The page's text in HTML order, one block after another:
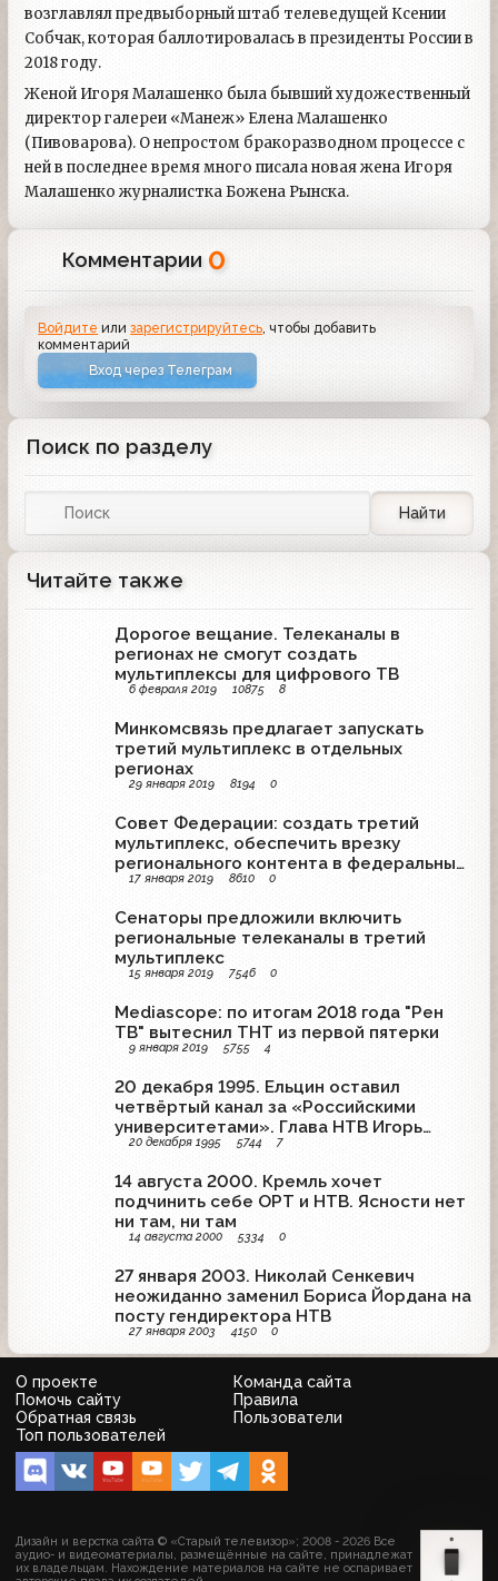
возглавлял предвыборный штаб телеведущей Ксении
Собчак, которая баллотировалась в президенты России в
2018 году.
Женой Игоря Малашенко была бывший художественный
директор галереи «Манеж» Елена Малашенко
(Пивоварова). О непростом бракоразводном процессе с
ней в последнее время много писала новая жена Игоря
Малашенко журналистка Божена Рынска.
Комментарии 0
Войдите илизарегистрируйтесь, чтобы добавить
комментарий
Вход через Телеграм
Поиск по разделу
Найти
Читайте также
Дорогое вещание. Телеканалы в
регионах не смогут создать
мультиплексы для цифрового ТВ
6 февраля 2019 10875 8
Минкомсвязь предлагает запускать
третий мультиплекс в отдельных
регионах
29 января 2019 8194 0
Совет Федерации: создать третий
мультиплекс, обеспечить врезку
регионального контента в федеральный
канал
17 января 2019 8610 0
Сенаторы предложили включить
региональные телеканалы в третий
мультиплекс
15 января 2019 7546 0
Mediascope: по итогам 2018 года "Рен
ТВ" вытеснил ТНТ из первой пятерки
9 января 2019 5755 4
20 декабря 1995. Ельцин оставил
четвёртый канал за «Российскими
университетами». Глава НТВ Игорь
Малашенко с решением не согласен
20 декабря 1995 5744 7
14 августа 2000. Кремль хочет
подчинить себе ОРТ и НТВ. Ясности нет
ни там, ни там
14 августа 2000 5334 0
27 января 2003. Николай Сенкевич
неожиданно заменил Бориса Йордана на
посту гендиректора НТВ
27 января 2003 4150 0
О проекте
Команда сайта
Помочь сайту
Правила
Обратная связь
Пользователи
Топ пользователей
Дизайн и верстка сайта © «Старый телевизор»; 2008 - 2026 Все
аудио- и видеоматериалы, размещённые на сайте, принадлежат
их владельцам. Нахождение материалов на сайте не оспаривает